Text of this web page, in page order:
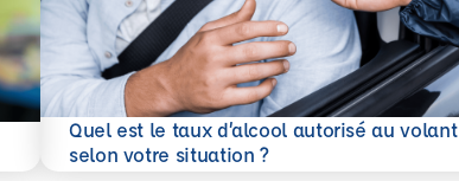
Quel est le taux d’alcool autorisé au volant
selon votre situation ?
En savoir plus